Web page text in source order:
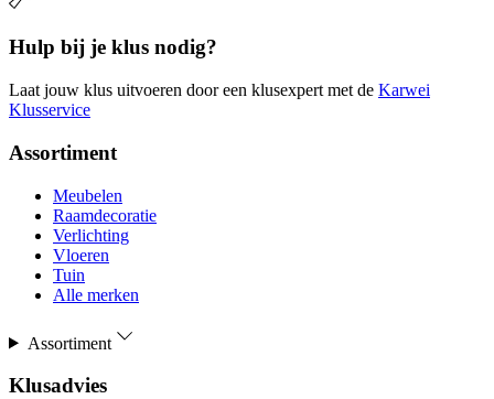
Hulp bij je klus nodig?
Laat jouw klus uitvoeren door een klusexpert met de Karwei
Klusservice
Assortiment
Meubelen
Raamdecoratie
Verlichting
Vloeren
Tuin
Alle merken
Assortiment
Klusadvies